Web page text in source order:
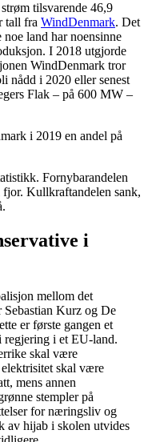
tilsvarende 46,9
tall fra WindDenmark. Det
land har noensinne
I 2018 utgjorde
WindDenmark tror
nådd i 2020 eller senest
Flak – på 600 MW –
i 2019 en andel på
Fornybarandelen
Kullkraftandelen sank,
i
mellom det
Sebastian Kurz og De
er første gangen et
regjering i et EU-land.
skal være
skal være
mens annen
stempler på
for næringsliv og
av hijab i skolen utvides